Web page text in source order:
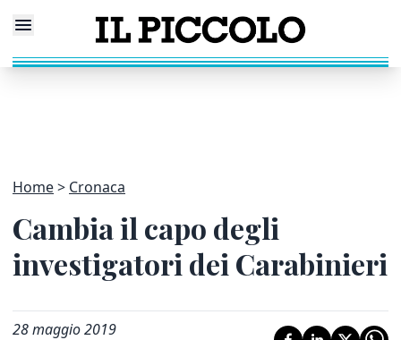
Home Cronaca
Cambia il capo degli
investigatori dei Carabinieri
28 maggio 2019